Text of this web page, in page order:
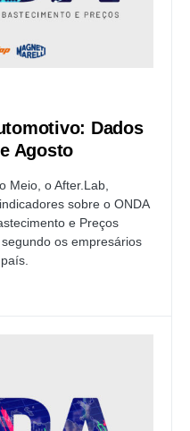
Dados
Agosto
Meio, o After.Lab,
sobre o ONDA
e Preços
os empresários